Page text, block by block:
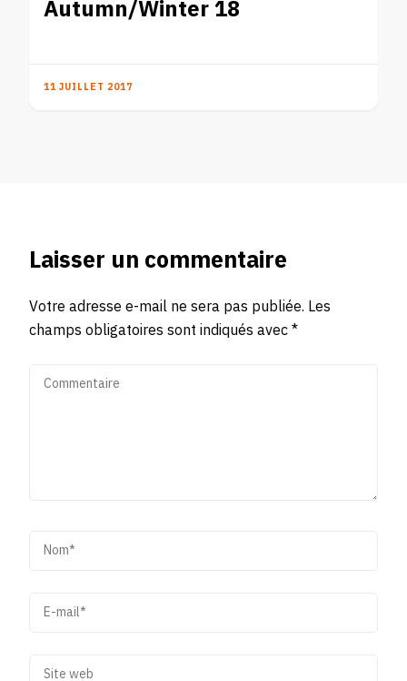
Autumn/Winter 18
11 JUILLET 2017
Laisser un commentaire
Votre adresse e-mail ne sera pas publiée. Les
champs obligatoires sont indiqués avec*